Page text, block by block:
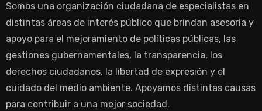
Somos una organización ciudadana de especialistas en
distintas áreas de interés público que brindan asesoría y
apoyo para el mejoramiento de políticas públicas, las
gestiones gubernamentales, la transparencia, los
derechos ciudadanos, la libertad de expresión y el
cuidado del medio ambiente. Apoyamos distintas causas
para contribuir a una mejor sociedad.